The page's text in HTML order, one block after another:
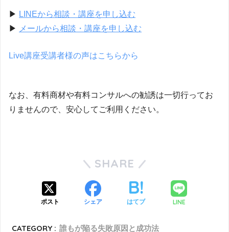
▶ LINEから相談・講座を申し込む
▶
メールから相談・講座を申し込む
Live講座受講者様の声はこちらから
なお、有料商材や有料コンサルへの勧誘は一切行ってお
りませんので、安心してご利用ください。
SHARE
ポスト シェア はてブ LINE
CATEGORY : 誰もが陥る失敗原因と成功法